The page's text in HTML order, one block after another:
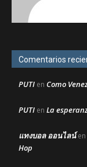
Comentarios
PUTI en Como
PUTI en La
แทงบอล ออนไลน์en
Hop